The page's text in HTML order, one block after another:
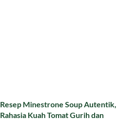
Resep Minestrone Soup Autentik,
Rahasia Kuah Tomat Gurih dan